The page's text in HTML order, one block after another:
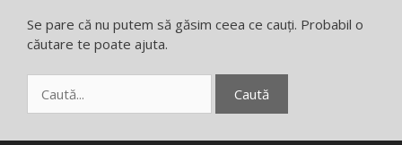
Se pare că nu putem să găsim ceea ce cauți. Probabil o
căutare te poate ajuta.
după: